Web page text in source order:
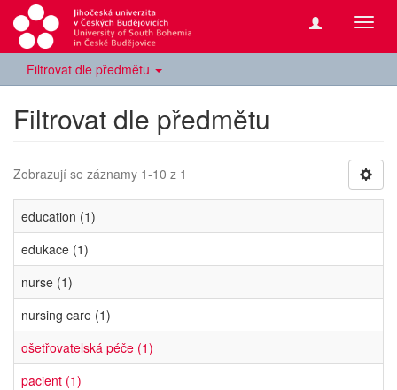
Filtrovat dle předmětu
Filtrovat dle předmětu
Zobrazují se záznamy 1-10 z 1
education (1)
edukace (1)
nurse (1)
nursing care (1)
ošetřovatelská péče (1)
pacient (1)